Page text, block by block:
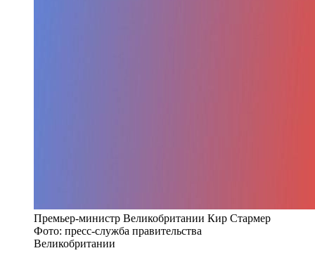
Премьер-министр Великобритании Кир Стармер
Фото: пресс-служба правительства
Великобритании